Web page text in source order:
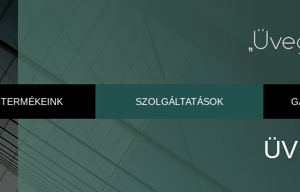
TERMÉKEINK SZOLGÁLTATÁSOK